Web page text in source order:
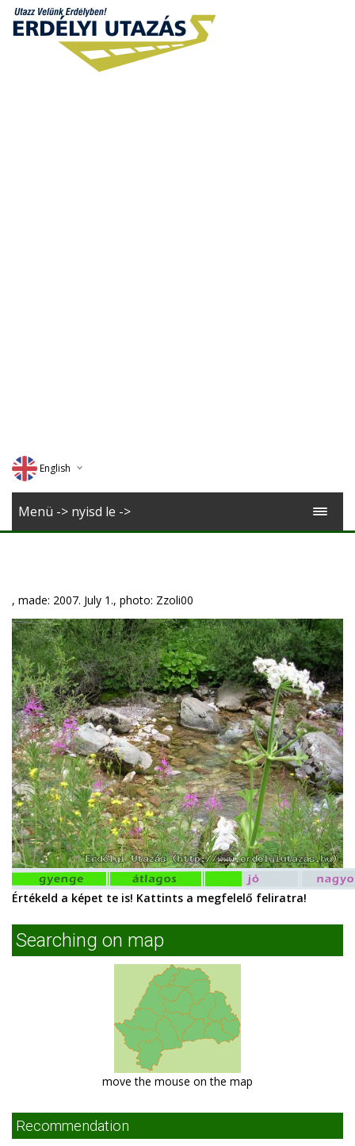
English
Deutsch
Menü -> nyisd le ->
, made: 2007. July 1., photo: Zzoli00
Értékeld a képet te is! Kattints a megfelelő feliratra!
Searching on map
move the mouse on the map
Recommendation